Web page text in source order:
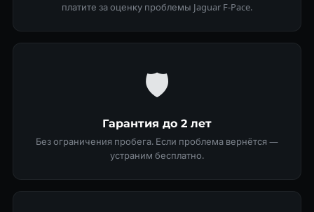
платите за оценку проблемы Jaguar F-Pace.
🛡
Гарантия до 2 лет
Без ограничения пробега. Если проблема вернётся —
устраним бесплатно.